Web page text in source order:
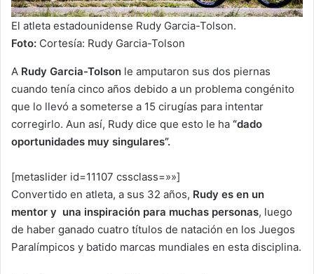
El atleta estadounidense Rudy Garcia-Tolson.
Foto: Cortesía: Rudy Garcia-Tolson
A Rudy Garcia-Tolson le amputaron sus dos piernas
cuando tenía cinco años debido a un problema congénito
que lo llevó a someterse a 15 cirugías para intentar
corregirlo. Aun así, Rudy dice que esto le ha “dado
oportunidades muy singulares”.
[metaslider id=11107 cssclass=»»]
Convertido en atleta, a sus 32 años, Rudy es en un
mentor y una inspiración para muchas personas, luego
de haber ganado cuatro títulos de natación en los Juegos
Paralímpicos y batido marcas mundiales en esta disciplina.